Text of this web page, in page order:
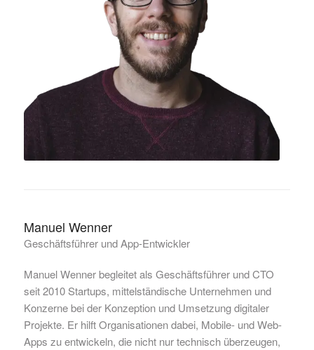
Manuel Wenner
Geschäftsführer und App-Entwickler
Manuel Wenner begleitet als Geschäftsführer und CTO
seit 2010 Startups, mittelständische Unternehmen und
Konzerne bei der Konzeption und Umsetzung digitaler
Projekte. Er hilft Organisationen dabei, Mobile- und Web-
Apps zu entwickeln, die nicht nur technisch überzeugen,